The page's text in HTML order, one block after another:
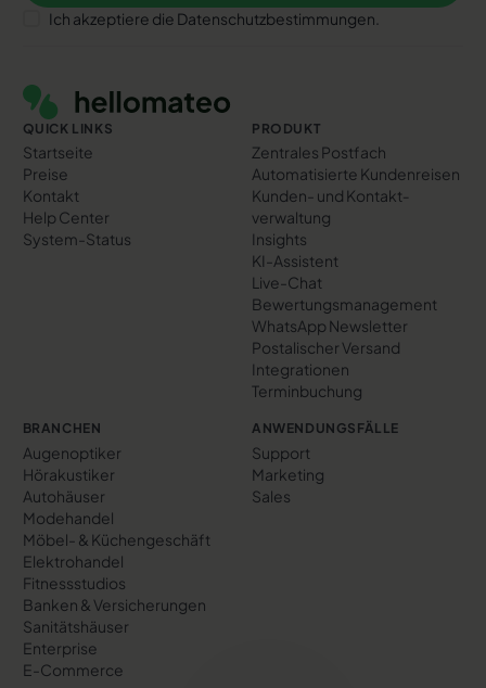
Ich akzeptiere die Datenschutzbestimmungen.
QUICK LINKS
Startseite
Preise
Kontakt
Help Center
System-Status
PRODUKT
Zentrales Postfach
Automatisierte Kundenreisen
Kunden- und Kontakt­
verwaltung
Insights
KI-Assistent
Live-Chat
Bewertungs­management
WhatsApp Newsletter
Postalischer Versand
Integrationen
Terminbuchung
BRANCHEN
Augenoptiker
Hörakustiker
Autohäuser
Modehandel
Möbel- & Küchengeschäft
Elektrohandel
Fitnessstudios
Banken & Versicherungen
Sanitätshäuser
Enterprise
E-Commerce
ANWENDUNGSFÄLLE
Support
Marketing
Sales